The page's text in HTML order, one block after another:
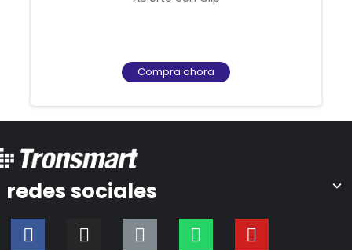
Compra ahora
redes sociales